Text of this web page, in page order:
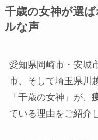
千歳の女神が選
ルな声
愛知県岡崎市・安城
市、そして埼玉県川
「千歳の女神」が、
ている理由をご紹介